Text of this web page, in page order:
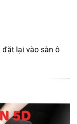
đặt lại vào sàn ô